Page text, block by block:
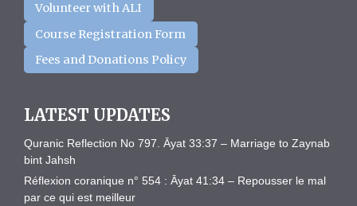
Volunteer with ALI
Course Registration Form
Fees and Donations Policy
LATEST UPDATES
Quranic Reflection No 797. Āyat 33:37 – Marriage to Zaynab
bint Jahsh
Réflexion coranique n° 554 : Āyat 41:34 – Repousser le mal
par ce qui est meilleur